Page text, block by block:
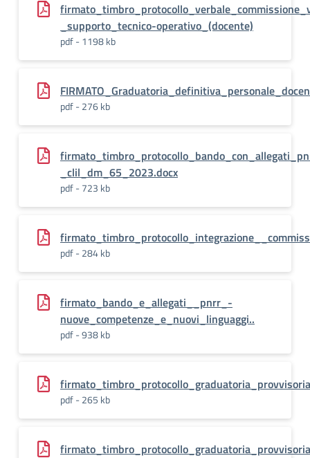
_supporto_tecnico-operativo_(docente)
pdf - 1198 kb
pdf - 276 kb
_clil_dm_65_2023.docx
pdf - 723 kb
pdf - 284 kb
firmato_bando_e_allegati__pnrr_-
nuove_competenze_e_nuovi_linguaggi..
pdf - 938 kb
firmato_timbro_protocollo_graduatoria_provvisoria
pdf - 265 kb